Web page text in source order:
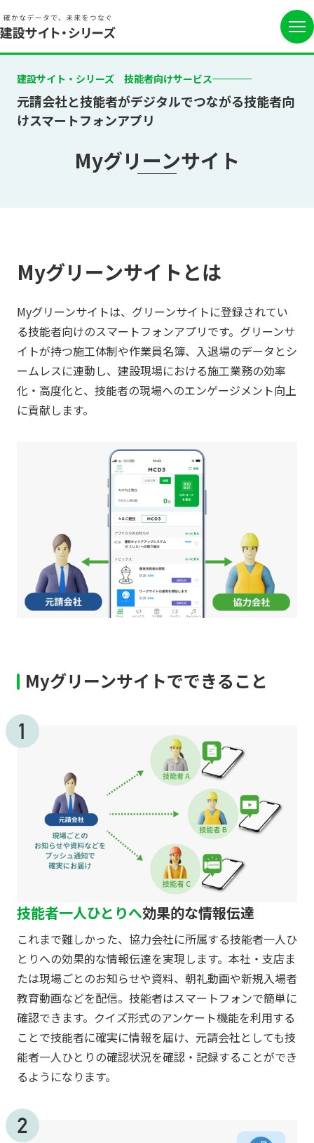
建設サイト・シリーズ 技能者向けサービス
元請会社と技能者がデジタルでつながる技能者向
けスマートフォンアプリ
Myグリーンサイト
Myグリーンサイトとは
Myグリーンサイトは、グリーンサイトに登録されてい
る技能者向けのスマートフォンアプリです。グリーンサ
イトが持つ施工体制や作業員名簿、入退場のデータとシ
ームレスに連動し、建設現場における施工業務の効率
化・高度化と、技能者の現場へのエンゲージメント向上
に貢献します。
Myグリーンサイトでできること
技能者一人ひとりへ効果的な情報伝達
これまで難しかった、協力会社に所属する技能者一人ひ
とりへの効果的な情報伝達を実現します。本社・支店ま
たは現場ごとのお知らせや資料、朝礼動画や新規入場者
教育動画などを配信。技能者はスマートフォンで簡単に
確認できます。クイズ形式のアンケート機能を利用する
ことで技能者に確実に情報を届け、元請会社としても技
能者一人ひとりの確認状況を確認・記録することができ
るようになります。